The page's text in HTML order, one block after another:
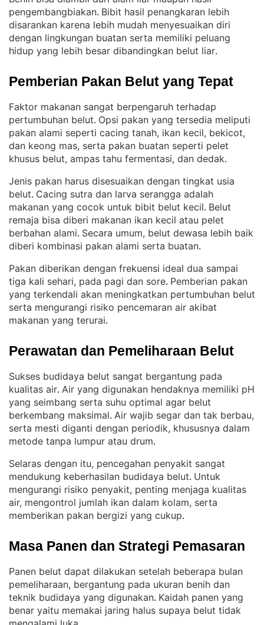
pengembangbiakan. Bibit hasil penangkaran lebih
disarankan karena lebih mudah menyesuaikan diri
dengan lingkungan buatan serta memiliki peluang
hidup yang lebih besar dibandingkan belut liar.
Pemberian Pakan Belut yang Tepat
Faktor makanan sangat berpengaruh terhadap
pertumbuhan belut. Opsi pakan yang tersedia meliputi
pakan alami seperti cacing tanah, ikan kecil, bekicot,
dan keong mas, serta pakan buatan seperti pelet
khusus belut, ampas tahu fermentasi, dan dedak.
Jenis pakan harus disesuaikan dengan tingkat usia
belut. Cacing sutra dan larva serangga adalah
makanan yang cocok untuk bibit belut kecil. Belut
remaja bisa diberi makanan ikan kecil atau pelet
berbahan alami. Secara umum, belut dewasa lebih baik
diberi kombinasi pakan alami serta buatan.
Pakan diberikan dengan frekuensi ideal dua sampai
tiga kali sehari, pada pagi dan sore. Pemberian pakan
yang terkendali akan meningkatkan pertumbuhan belut
serta mengurangi risiko pencemaran air akibat
makanan yang terurai.
Perawatan dan Pemeliharaan Belut
Sukses budidaya belut sangat bergantung pada
kualitas air. Air yang digunakan hendaknya memiliki pH
yang seimbang serta suhu optimal agar belut
berkembang maksimal. Air wajib segar dan tak berbau,
serta mesti diganti dengan periodik, khususnya dalam
metode tanpa lumpur atau drum.
Selaras dengan itu, pencegahan penyakit sangat
mendukung keberhasilan budidaya belut. Untuk
mengurangi risiko penyakit, penting menjaga kualitas
air, mengontrol jumlah ikan dalam kolam, serta
memberikan pakan bergizi yang cukup.
Masa Panen dan Strategi Pemasaran
Panen belut dapat dilakukan setelah beberapa bulan
pemeliharaan, bergantung pada ukuran benih dan
teknik budidaya yang digunakan. Kaidah panen yang
benar yaitu memakai jaring halus supaya belut tidak